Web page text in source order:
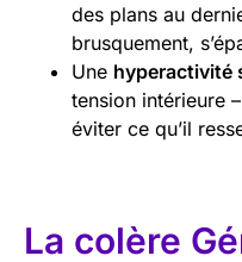
des plans au
brusquement,
Une hyperactivité
tension intérieure
éviter ce qu’il
La colère